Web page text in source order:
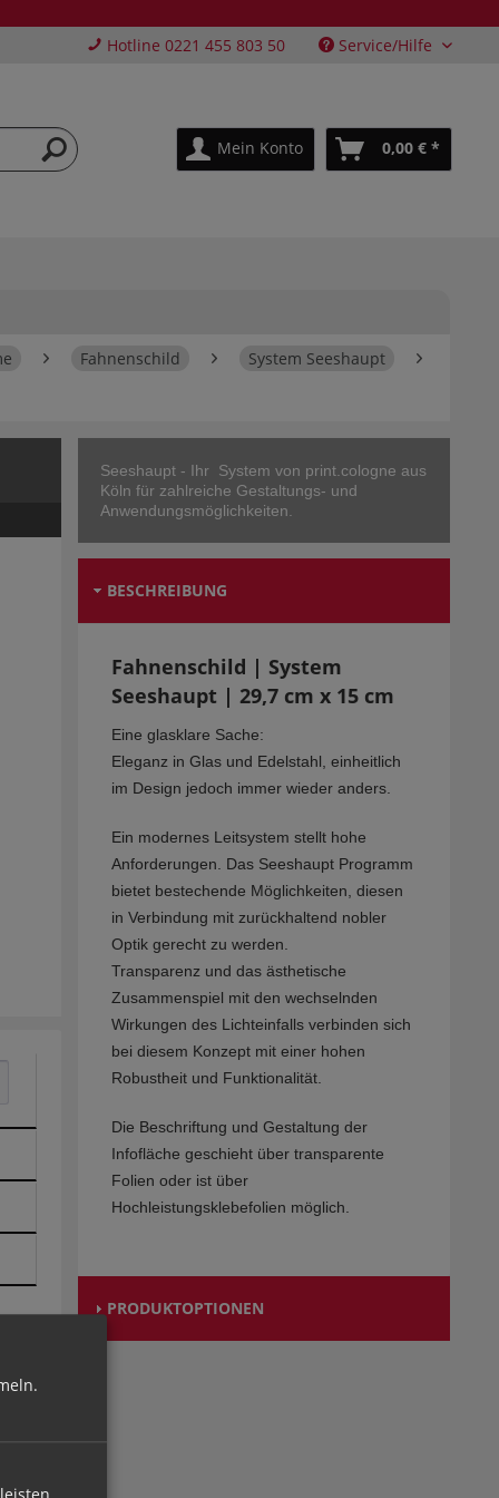
Hotline 0221 455 803 50 Service/Hilfe
Mein Konto 0,00 € *
Fahnenschild
System Seeshaupt
Seeshaupt - Ihr System von print.cologne aus
Köln für zahlreiche Gestaltungs- und
Anwendungsmöglichkeiten.
BESCHREIBUNG
Fahnenschild | System
Seeshaupt | 29,7 cm x 15 cm
Eine glasklare Sache:
Eleganz in Glas und Edelstahl, einheitlich
im Design jedoch immer wieder anders.
Ein modernes Leitsystem stellt hohe
Anforderungen. Das Seeshaupt Programm
bietet bestechende Möglichkeiten, diesen
in Verbindung mit zurückhaltend nobler
Optik gerecht zu werden.
Transparenz und das ästhetische
Zusammenspiel mit den wechselnden
Wirkungen des Lichteinfalls verbinden sich
bei diesem Konzept mit einer hohen
Robustheit und Funktionalität.
Die Beschriftung und Gestaltung der
Infofläche geschieht über transparente
Folien oder ist über
Hochleistungsklebefolien möglich.
PRODUKTOPTIONEN